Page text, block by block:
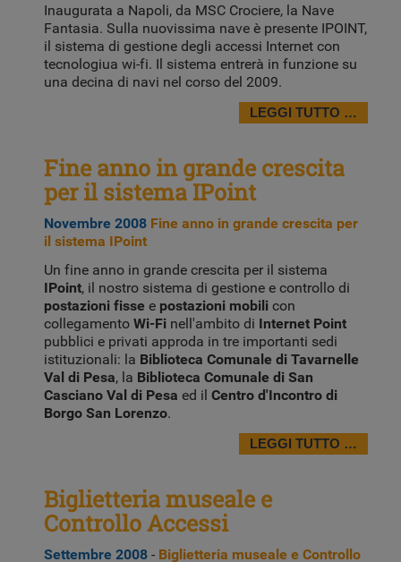
Inaugurata a Napoli, da MSC Crociere, la Nave
Fantasia. Sulla nuovissima nave è presente IPOINT,
il sistema di gestione degli accessi Internet con
tecnologiua wi-fi. Il sistema entrerà in funzione su
una decina di navi nel corso del 2009.
LEGGI TUTTO …
Fine anno in grande crescita
per il sistema IPoint
Novembre 2008 Fine anno in grande crescita per
il sistema IPoint
Un fine anno in grande crescita per il sistema
IPoint, il nostro sistema di gestione e controllo di
postazioni fisse e postazioni mobili con
collegamento Wi-Fi nell'ambito di Internet Point
pubblici e privati approda in tre importanti sedi
istituzionali: la Biblioteca Comunale di Tavarnelle
Val di Pesa, la Biblioteca Comunale di San
Casciano Val di Pesa ed il Centro d'Incontro di
Borgo San Lorenzo.
LEGGI TUTTO …
Biglietteria museale e
Controllo Accessi
Settembre 2008 - Biglietteria museale e Controllo